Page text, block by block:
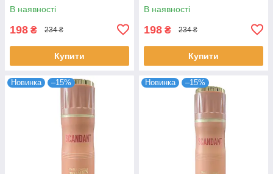
В наявності
198 ₴ 234 ₴
Купити
В наявності
198 ₴ 234 ₴
Купити
Новинка –15% Новинка –15%